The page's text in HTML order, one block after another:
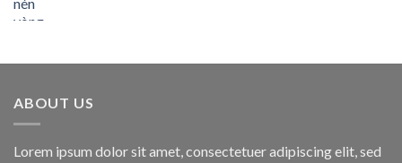
ABOUT US
Lorem ipsum dolor sit amet, consectetuer adipiscing elit, sed